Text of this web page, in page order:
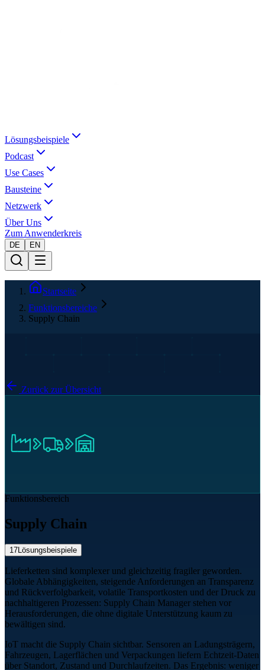
Lösungsbeispiele
Podcast
Use Cases
Bausteine
Netzwerk
Über Uns
Zum Anwenderkreis
DE EN
Startseite
Funktionsbereiche
Supply Chain
Zurück zur Übersicht
Funktionsbereich
Supply Chain
17 Lösungsbeispiele
Lieferketten sind komplexer und gleichzeitig fragiler geworden.
Globale Abhängigkeiten, steigende Anforderungen an Transparenz
und Rückverfolgbarkeit, volatile Transportkosten und der Druck zu
nachhaltigeren Prozessen: Supply Chain Manager stehen vor
Herausforderungen, die ohne digitale Unterstützung kaum zu
bewältigen sind.
IoT macht die Supply Chain sichtbar. Sensoren an Ladungsträgern,
Fahrzeugen, Lagerflächen und Verpackungen liefern Echtzeit-Daten
über Standort, Zustand und Durchlaufzeiten. Das Ergebnis: weniger